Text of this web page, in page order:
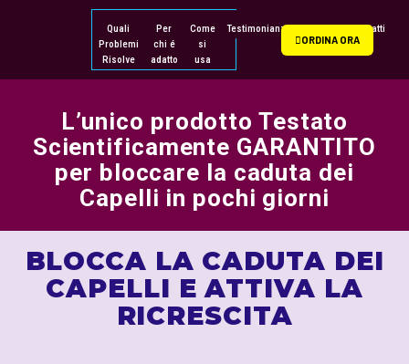
Quali
Problemi
Risolve
Per
chi é
adatto
Come
si
usa
Testimonianze L’offerta
Contatti
ORDINA ORA
L’unico prodotto Testato
Scientificamente GARANTITO
per bloccare la caduta dei
Capelli in pochi giorni
BLOCCA LA CADUTA DEI
CAPELLI E ATTIVA LA
RICRESCITA